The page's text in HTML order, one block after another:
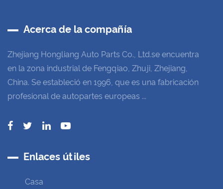
Acerca de la compañía
Zhejiang Hongliang Auto Parts Co., Ltd.se encuentra
en la zona industrial de Fengqiao, Zhuji, Zhejiang,
China. Se estableció en 1996, que es una fabricación
profesional de autopartes europeas ...
Enlaces útiles
Casa